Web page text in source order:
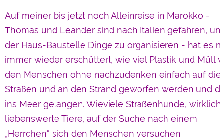
Auf meiner bis jetzt noch Alleinreise in Marokko -
Thomas und Leander sind nach Italien gefahren,
der Haus-Baustelle Dinge zu organisieren - hat es
immer wieder erschüttert, wie viel Plastik und Müll
den Menschen ohne nachzudenken einfach auf
Straßen und an den Strand geworfen werden und
ins Meer gelangen. Wieviele Straßenhunde,
liebenswerte Tiere, auf der Suche nach einem
„Herrchen“ sich den Menschen versuchen